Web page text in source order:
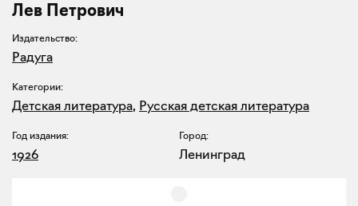
Лев Петрович
Издательство:
Радуга
Категории:
Детская литература, Русская детская литература
Год издания:
1926
Город:
Ленинград